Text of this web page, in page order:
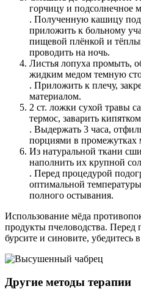
горчицу и подсолнечное
. Полученную кашицу
приложить к больному
пищевой плёнкой и
проводить на ночь.
Листья лопуха промыть,
жидким медом темную
. Приложить к плечу,
материалом.
2 ст. ложки сухой травы
термос, заварить кипятком
. Выдержать 3 часа,
порциями в промежутках
Из натуральной ткани
наполнить их крупной
. Перед процедурой
оптимальной
полного остывания.
Использование мёда
продукты пчеловодства. Перед
бурсите и синовите, убедитесь
Другие методы терапии